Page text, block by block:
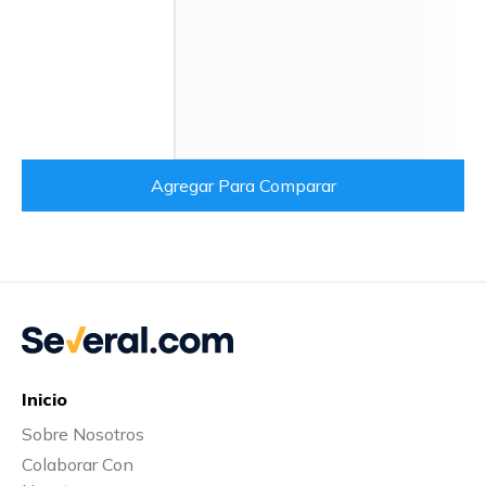
Agregar Para Comparar
Inicio
Sobre Nosotros
Colaborar Con